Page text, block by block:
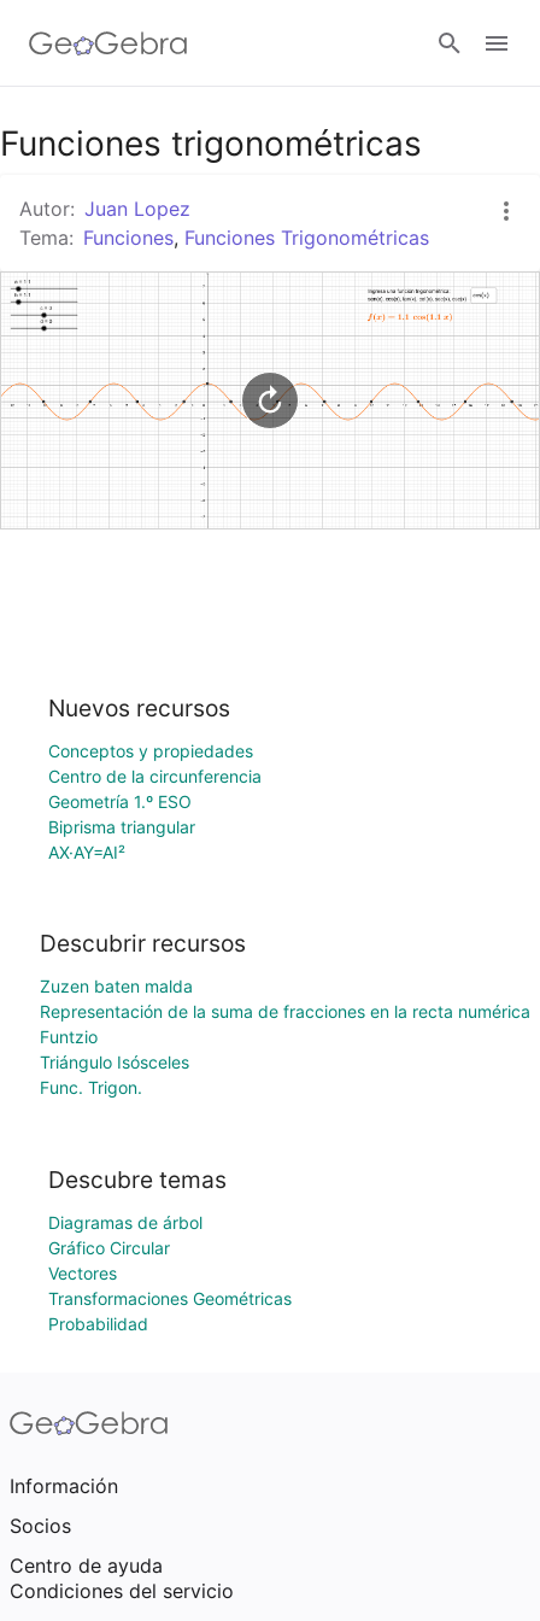
Google Classroom
GeoGebra Classroom
Abrir sesión
Funciones trigonométricas
Autor: Juan Lopez
Tema: Funciones, Funciones Trigonométricas
Nuevos recursos
Conceptos y propiedades
Centro de la circunferencia
Geometría 1.º ESO
Biprisma triangular
AX·AY=AI²
Descubrir recursos
Zuzen baten malda
Representación de la suma de fracciones en la recta numérica
Funtzio
Triángulo Isósceles
Func. Trigon.
Descubre temas
Diagramas de árbol
Gráfico Circular
Vectores
Transformaciones Geométricas
Probabilidad
Información
Socios
Centro de ayuda
Condiciones del servicio